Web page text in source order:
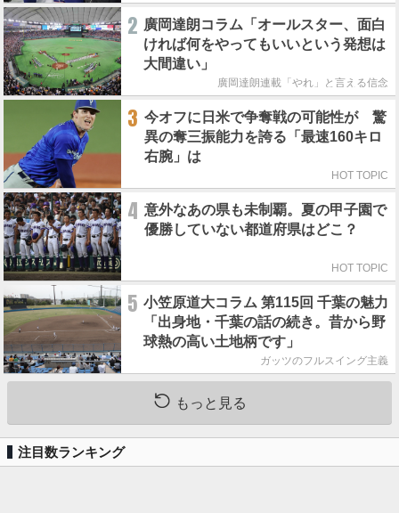
2 廣岡達朗コラム「オールスター、面白
ければ何をやってもいいという発想は
大間違い」
廣岡達朗連載「やれ」と言える信念
3 今オフに日米で争奪戦の可能性が 驚
異の奪三振能力を誇る「最速160キロ
右腕」は
HOT TOPIC
4 意外なあの県も未制覇。夏の甲子園で
優勝していない都道府県はどこ？
HOT TOPIC
5 小笠原道大コラム 第115回 千葉の魅力
「出身地・千葉の話の続き。昔から野
球熱の高い土地柄です」
ガッツのフルスイング主義
もっと見る
注目数ランキング